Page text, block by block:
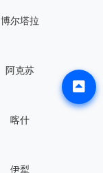
博尔塔拉
阿克苏
喀什
伊犁